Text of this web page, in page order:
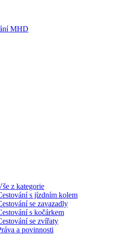
MHD
z kategorie
s jízdním kolem
se zavazadly
s kočárkem
se zvířaty
a povinnosti